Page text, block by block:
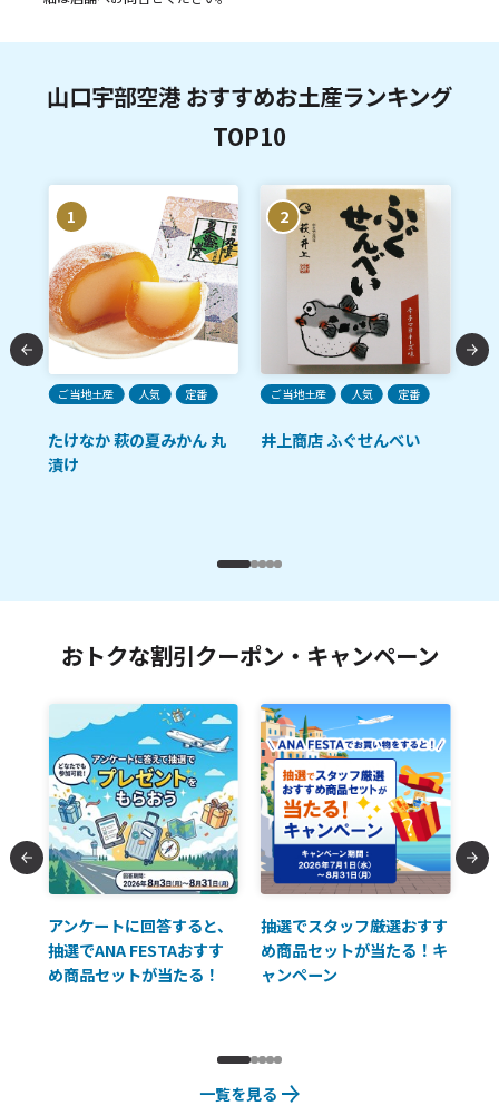
山口宇部空港 おすすめお土産ランキング
TOP10
1
ご当地土産 人気 定番
たけなか 萩の夏みかん 丸
漬け
2
ご当地土産 人気 定番
井上商店 ふぐせんべい
おトクな割引クーポン・キャンペーン
アンケートに回答すると、
抽選でANA FESTAおすす
め商品セットが当たる！
抽選でスタッフ厳選おすす
め商品セットが当たる！キ
ャンペーン
一覧を見る